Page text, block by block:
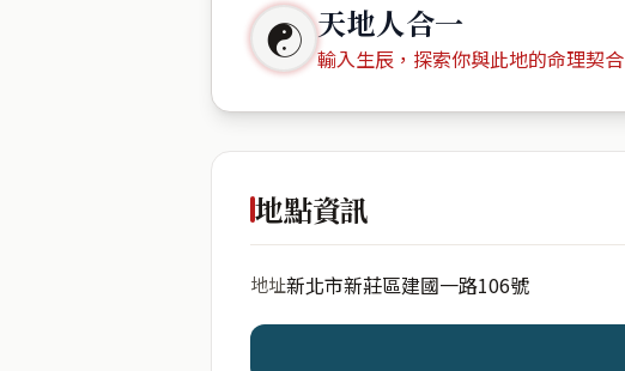
☯ 天地人合一
輸入生辰，探索你與此地的命理契合
地點資訊
地址新北市新莊區建國一路106號